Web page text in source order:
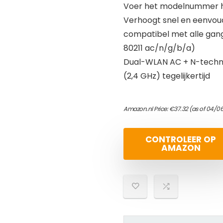
Voer het modelnummer
Verhoogt snel en
compatibel met alle
80211 ac/n/g/b/a)
Dual-WLAN AC + N-
(2,4 GHz) tegelijkertijd
Amazon.nl Price:€37.32(as of 04/
CONTROLEER OP
AMAZON